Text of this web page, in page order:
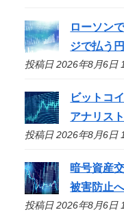
ローソン
ジで払う
投稿日 2026年8月6日
ビットコ
アナリスト
投稿日 2026年8月6日
暗号資産
被害防止
投稿日 2026年8月6日